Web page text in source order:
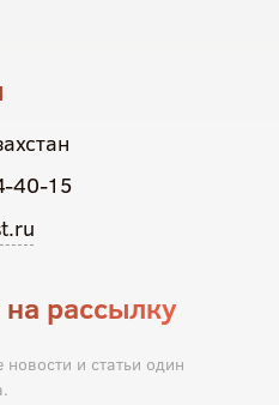
40-15
рассылку
и статьи один